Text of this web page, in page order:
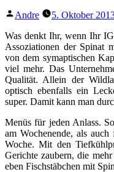
Veröffentlicht
Andre 5. Oktober
Was denkt Ihr, wenn Ihr
Assoziationen der Spinat
von dem symaptischen
viel mehr. Das
Qualität. Allein der
optisch ebenfalls ein
super. Damit kann man
Menüs für jeden Anlass.
am Wochenende, als
Woche. Mit den
Gerichte zaubern, die
eben Fischstäbchen mit